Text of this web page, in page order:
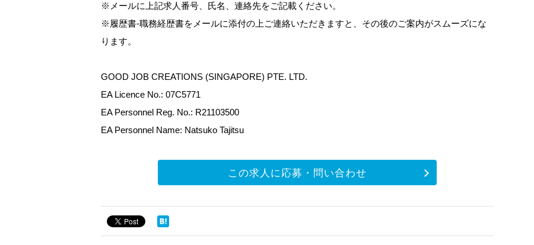
※メールに上記求人番号、氏名、連絡先をご記載ください。
※履歴書-職務経歴書をメールに添付の上ご連絡いただきますと、その後のご案内がスムーズにな
ります。
GOOD JOB CREATIONS (SINGAPORE) PTE. LTD.
EA Licence No.: 07C5771
EA Personnel Reg. No.: R21103500
EA Personnel Name: Natsuko Tajitsu
この求人に応募・問い合わせ